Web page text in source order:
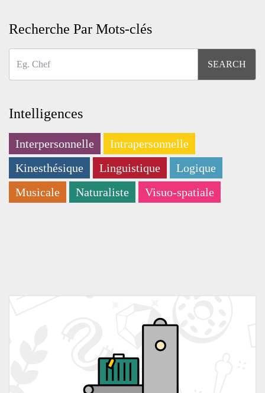
Recherche Par Mots-clés
Intelligences
Interpersonnelle
Intrapersonnelle
Kinesthésique
Linguistique
Logique
Musicale
Naturaliste Visuo-spatiale